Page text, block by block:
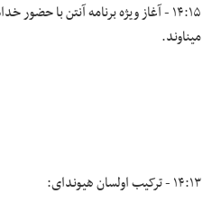
۱۴:۱۵ - آغاز ویژه برنامه آنتن با
میناوند.
۱۴:۱۳ - ترکیب اولسان هیوندای: